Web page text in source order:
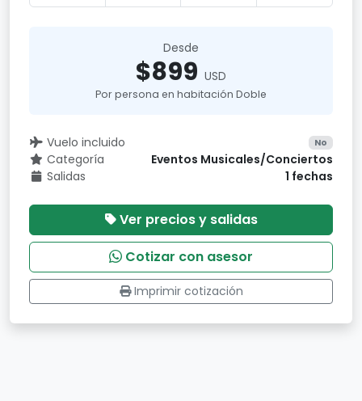
Desde
$899 USD
Por persona en habitación Doble
Vuelo incluido No
Categoría
Eventos Musicales/Conciertos
Salidas
1 fechas
Ver precios y salidas
Cotizar con asesor
Imprimir cotización